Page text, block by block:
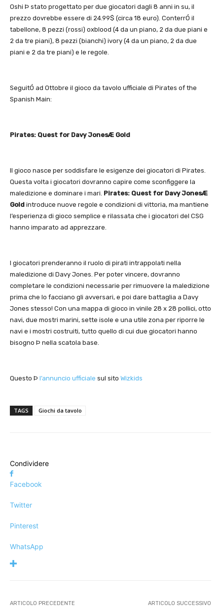
Oshi Þ stato progettato per due giocatori dagli 8 anni in su, il
prezzo dovrebbe essere di 24.99$ (circa 18 euro). ConterrÓ il
tabellone, 8 pezzi (rossi) oxblood (4 da un piano, 2 da due piani e
2 da tre piani), 8 pezzi (bianchi) ivory (4 da un piano, 2 da due
piani e 2 da tre piani) e le regole.
SeguitÓ ad Ottobre il gioco da tavolo ufficiale di Pirates of the
Spanish Main:
Pirates: Quest for Davy JonesÆ Gold
Il gioco nasce per soddisfare le esigenze dei giocatori di Pirates.
Questa volta i giocatori dovranno capire come sconfiggere la
maledizione e dominare i mari. Pirates: Quest for Davy JonesÆ
Gold introduce nuove regole e condizioni di vittoria, ma mantiene
l’esperienza di gioco semplice e rilassata che i giocatori del CSG
hanno imparato ad apprezzare.
I giocatori prenderanno il ruolo di pirati intrappolati nella
maledizione di Davy Jones. Per poter vincere, dovranno
completare le condizioni necessarie per rimuovere la maledizione
prima che lo facciano gli avversari, e poi dare battaglia a Davy
Jones stesso! Con una mappa di gioco in vinile 28 x 28 pollici, otto
navi, due mostri marini, sette isole e una utile zona per riporre le
navi e i mostri costruiti, tutto quello di cui due giocatori hanno
bisogno Þ nella scatola base.
Questo Þ l’annuncio ufficiale sul sito Wizkids
TAGS Giochi da tavolo
Condividere
Facebook
Twitter
Pinterest
WhatsApp
ARTICOLO PRECEDENTE ARTICOLO SUCCESSIVO